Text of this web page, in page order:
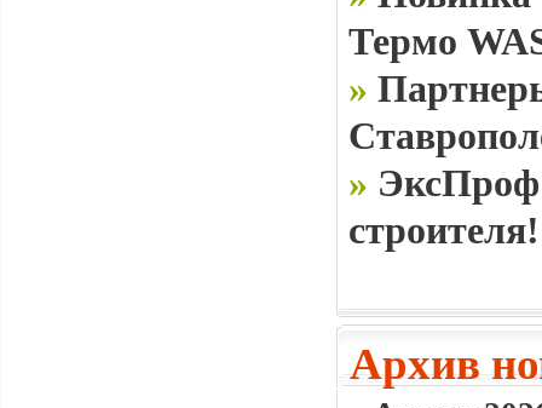
Термо
»
» ЭксПроф
строителя!
Архив